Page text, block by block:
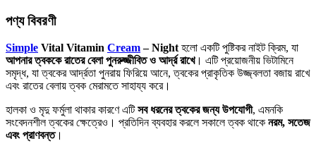
পণ্য বিবরণী
Simple Vital Vitamin Cream– Night হলো একটি পুষ্টিকর নাইট ক্রিম, যা
আপনার ত্বককে রাতের বেলা পুনরুজ্জীবিত ও আর্দ্র রাখে। এটি প্রয়োজনীয় ভিটামিনে
সমৃদ্ধ, যা ত্বকের আর্দ্রতা পুনরায় ফিরিয়ে আনে, ত্বকের প্রাকৃতিক উজ্জ্বলতা বজায় রাখে
এবং রাতের বেলায় ত্বক মেরামতে সাহায্য করে।
হালকা ও মৃদু ফর্মুলা থাকার কারণে এটিসব ধরনের ত্বকের জন্য উপযোগী, এমনকি
সংবেদনশীল ত্বকের ক্ষেত্রেও। প্রতিদিন ব্যবহার করলে সকালে ত্বক থাকে নরম, সতেজ
এবং প্রাণবন্ত।